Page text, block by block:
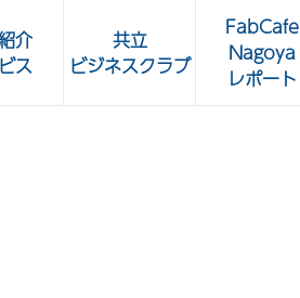
介
ス
共立
ビジネスクラブ
FabCafe
Nagoya
レポート